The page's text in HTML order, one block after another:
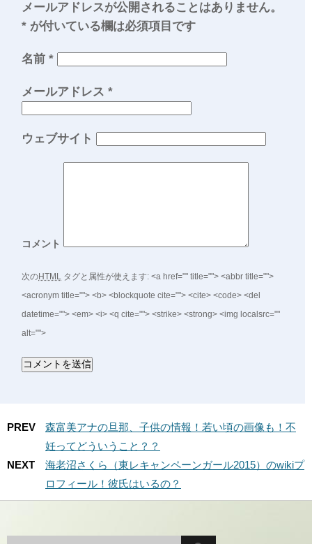
メールアドレスが公開されることはありません。
* が付いている欄は必須項目です
名前 *
メールアドレス *
ウェブサイト
コメント
次のHTML タグと属性が使えます: <a href="" title=""> <abbr title="">
<acronym title=""> <b> <blockquote cite=""> <cite> <code> <del
datetime=""> <em> <i> <q cite=""> <strike> <strong> <img localsrc=""
alt="">
PREV
森富美アナの旦那、子供の情報！若い頃の画像も！不
妊ってどういうこと？？
NEXT
海老沼さくら（東レキャンペーンガール2015）のwikiプ
ロフィール！彼氏はいるの？